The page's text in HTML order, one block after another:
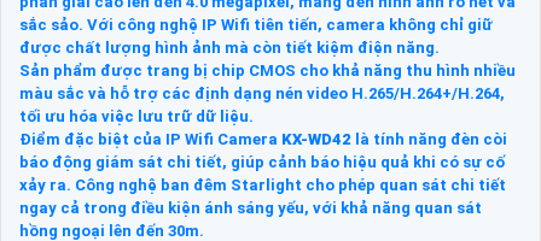
sắc sảo. Với công nghệ IP Wifi tiên tiến, camera không chỉ giữ
được chất lượng hình ảnh mà còn tiết kiệm điện năng.
Sản phẩm được trang bị chip CMOS cho khả năng thu hình nhiều
màu sắc và hỗ trợ các định dạng nén video H.265/H.264+/H.264,
tối ưu hóa việc lưu trữ dữ liệu.
Điểm đặc biệt của IP Wifi Camera KX-WD42 là tính năng đèn còi
báo động giám sát chi tiết, giúp cảnh báo hiệu quả khi có sự cố
xảy ra. Công nghệ ban đêm Starlight cho phép quan sát chi tiết
ngay cả trong điều kiện ánh sáng yếu, với khả năng quan sát
hồng ngoại lên đến 30m.